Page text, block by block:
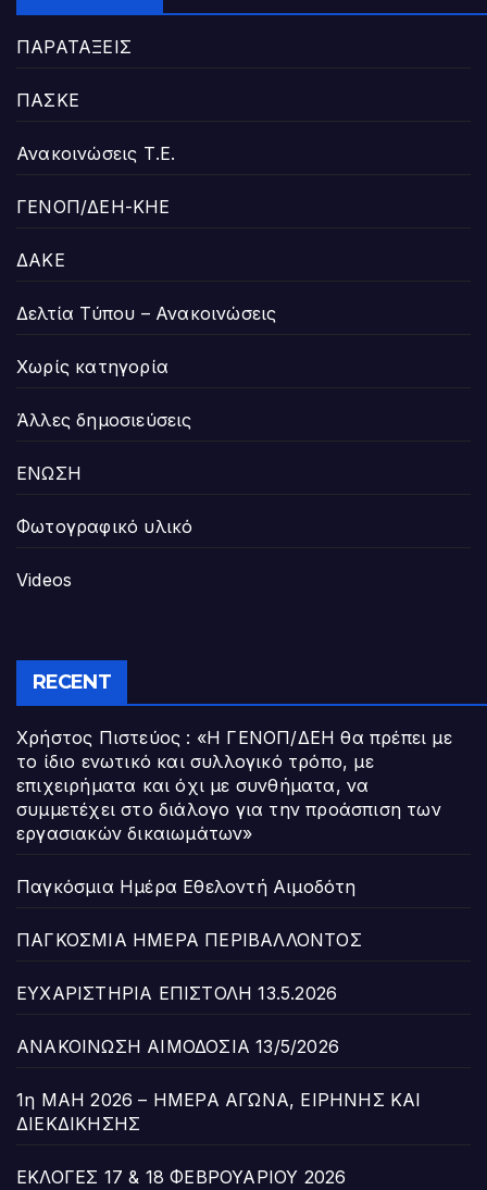
ΠΑΡΑΤΑΞΕΙΣ
ΠΑΣΚΕ
Ανακοινώσεις Τ.Ε.
ΓΕΝΟΠ/ΔΕΗ-ΚΗΕ
ΔΑΚΕ
Δελτία Τύπου – Ανακοινώσεις
Χωρίς κατηγορία
Άλλες δημοσιεύσεις
ΕΝΩΣΗ
Φωτογραφικό υλικό
Videos
RECENT
Χρήστος Πιστεύος : «Η ΓΕΝΟΠ/ΔΕΗ θα πρέπει με
το ίδιο ενωτικό και συλλογικό τρόπο, με
επιχειρήματα και όχι με συνθήματα, να
συμμετέχει στο διάλογο για την προάσπιση των
εργασιακών δικαιωμάτων»
Παγκόσμια Ημέρα Εθελοντή Αιμοδότη
ΠΑΓΚΟΣΜΙΑ ΗΜΕΡΑ ΠΕΡΙΒΑΛΛΟΝΤΟΣ
ΕΥΧΑΡΙΣΤΗΡΙΑ ΕΠΙΣΤΟΛΗ 13.5.2026
ΑΝΑΚΟΙΝΩΣΗ ΑΙΜΟΔΟΣΙΑ 13/5/2026
1η ΜΑΗ 2026 – ΗΜΕΡΑ ΑΓΩΝΑ, ΕΙΡΗΝΗΣ ΚΑΙ
ΔΙΕΚΔΙΚΗΣΗΣ
ΕΚΛΟΓΕΣ 17 & 18 ΦΕΒΡΟΥΑΡΙΟΥ 2026